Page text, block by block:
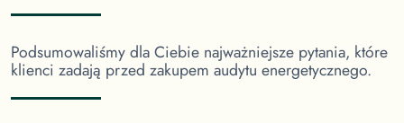
Podsumowaliśmy dla Ciebie najważniejsze pytania, które
klienci zadają przed zakupem audytu energetycznego.